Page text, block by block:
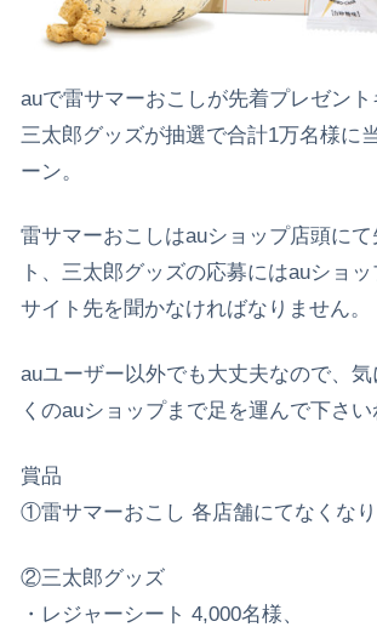
auで雷サマーおこしが先着プレゼン
三太郎グッズが抽選で合計1万名様に
ーン。
雷サマーおこしはauショップ店頭に
ト、三太郎グッズの応募にはauショ
サイト先を聞かなければなりません。
auユーザー以外でも大丈夫なので、
くのauショップまで足を運んで下さい
賞品
①雷サマーおこし 各店舗にてなくなり
②三太郎グッズ
・レジャーシート 4,000名様、